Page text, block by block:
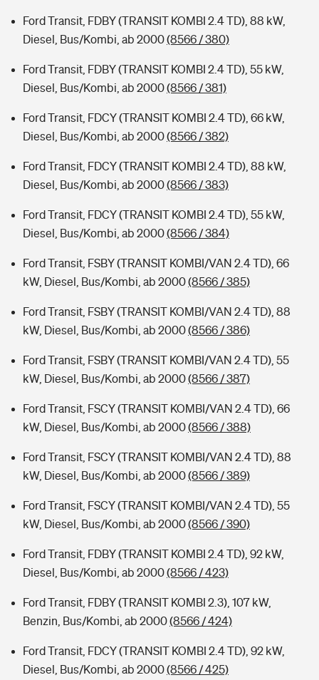
Ford Transit, FDBY (TRANSIT KOMBI 2.4 TD), 88 kW,
Diesel, Bus/Kombi, ab 2000(8566 / 380)
Ford Transit, FDBY (TRANSIT KOMBI 2.4 TD), 55 kW,
Diesel, Bus/Kombi, ab 2000(8566 / 381)
Ford Transit, FDCY (TRANSIT KOMBI 2.4 TD), 66 kW,
Diesel, Bus/Kombi, ab 2000(8566 / 382)
Ford Transit, FDCY (TRANSIT KOMBI 2.4 TD), 88 kW,
Diesel, Bus/Kombi, ab 2000(8566 / 383)
Ford Transit, FDCY (TRANSIT KOMBI 2.4 TD), 55 kW,
Diesel, Bus/Kombi, ab 2000(8566 / 384)
Ford Transit, FSBY (TRANSIT KOMBI/VAN 2.4 TD), 66
kW, Diesel, Bus/Kombi, ab 2000(8566 / 385)
Ford Transit, FSBY (TRANSIT KOMBI/VAN 2.4 TD), 88
kW, Diesel, Bus/Kombi, ab 2000(8566 / 386)
Ford Transit, FSBY (TRANSIT KOMBI/VAN 2.4 TD), 55
kW, Diesel, Bus/Kombi, ab 2000(8566 / 387)
Ford Transit, FSCY (TRANSIT KOMBI/VAN 2.4 TD), 66
kW, Diesel, Bus/Kombi, ab 2000(8566 / 388)
Ford Transit, FSCY (TRANSIT KOMBI/VAN 2.4 TD), 88
kW, Diesel, Bus/Kombi, ab 2000(8566 / 389)
Ford Transit, FSCY (TRANSIT KOMBI/VAN 2.4 TD), 55
kW, Diesel, Bus/Kombi, ab 2000(8566 / 390)
Ford Transit, FDBY (TRANSIT KOMBI 2.4 TD), 92 kW,
Diesel, Bus/Kombi, ab 2000(8566 / 423)
Ford Transit, FDBY (TRANSIT KOMBI 2.3), 107 kW,
Benzin, Bus/Kombi, ab 2000(8566 / 424)
Ford Transit, FDCY (TRANSIT KOMBI 2.4 TD), 92 kW,
Diesel, Bus/Kombi, ab 2000(8566 / 425)